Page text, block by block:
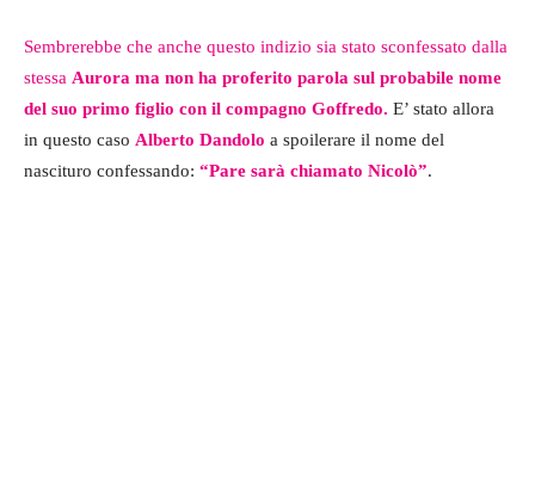
Sembrerebbe che anche questo indizio sia stato sconfessato dalla
stessa Aurora ma non ha proferito parola sul probabile nome
del suo primo figlio con il compagno Goffredo. E’ stato allora
in questo caso Alberto Dandolo a spoilerare il nome del
nascituro confessando: “Pare sarà chiamato Nicolò”.